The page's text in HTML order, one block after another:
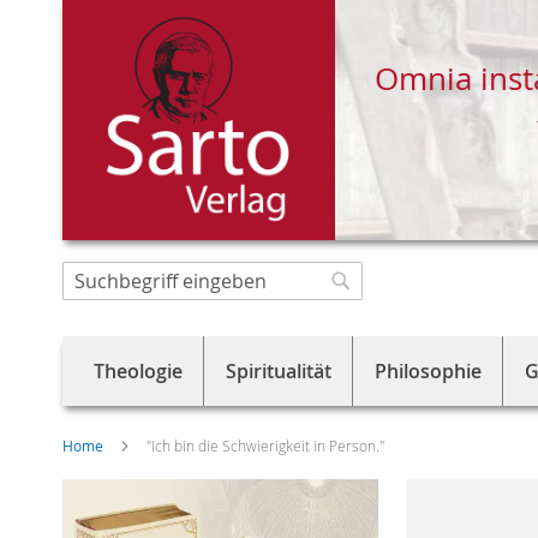
Direkt
zum
Omnia
Suche
Theologie Spiritualität Philosophie
Home "Ich bin die Schwierigkeit in Person."